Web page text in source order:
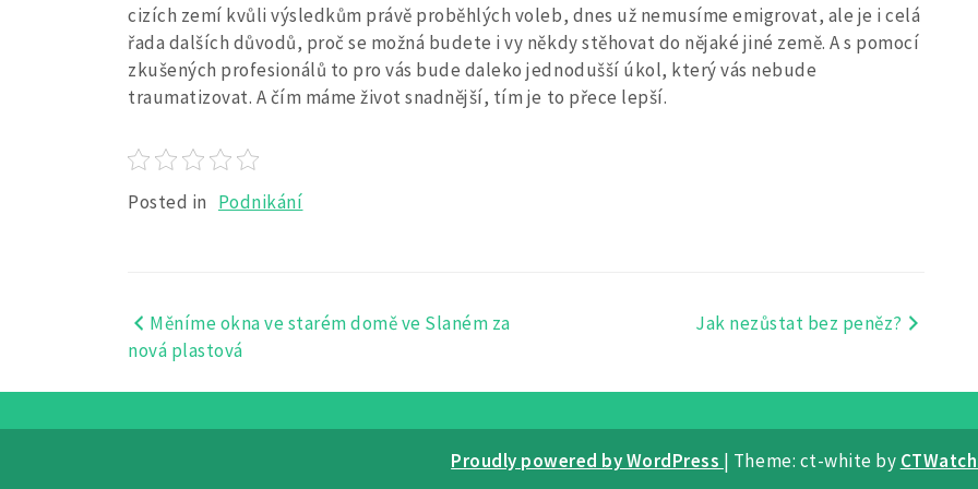
cizích zemí kvůli výsledkům právě proběhlých voleb, dnes už nemusíme emigrovat, ale je i celá
řada dalších důvodů, proč se možná budete i vy někdy stěhovat do nějaké jiné země. A s pomocí
zkušených profesionálů to pro vás bude daleko jednodušší úkol, který vás nebude
traumatizovat. A čím máme život snadnější, tím je to přece lepší.
Posted in Podnikání
Navigace
Měníme okna ve starém domě ve Slaném za
nová plastová
Jak nezůstat bez peněz?
Proudly powered by WordPress | Theme: ct-white by